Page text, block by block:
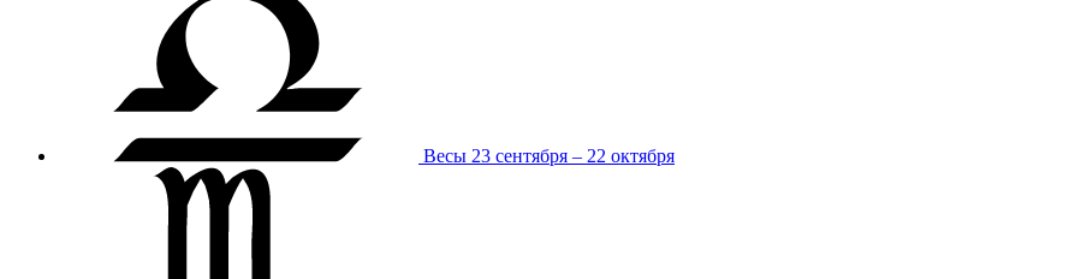
Весы 23 сентября – 22 октября